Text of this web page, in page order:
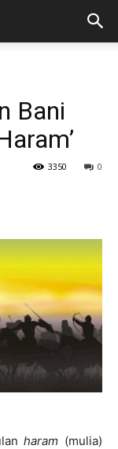
Bani
0
3350
haram (mulia)